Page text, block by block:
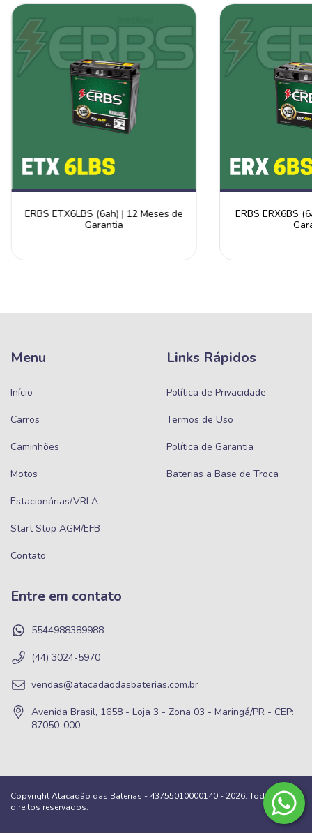
ERBS ETX6LBS (6ah) | 12 Meses de
Garantia
ERBS ERX6BS
Menu
Início
Carros
Caminhões
Motos
Estacionárias/VRLA
Start Stop AGM/EFB
Contato
Links Rápidos
Política de Privacidade
Termos de Uso
Política de Garantia
Baterias a Base de Troca
Entre em contato
5544988389988
(44) 3024-5970
vendas@atacadaodasbaterias.com.br
Avenida Brasil, 1658 - Loja 3 - Zona 03 - Maringá/PR - CEP:
87050-000
Copyright Atacadão das Baterias - 43755010000140 - 2026. Todos os
direitos reservados.